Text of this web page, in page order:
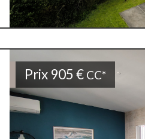
Prix 905 € CC*